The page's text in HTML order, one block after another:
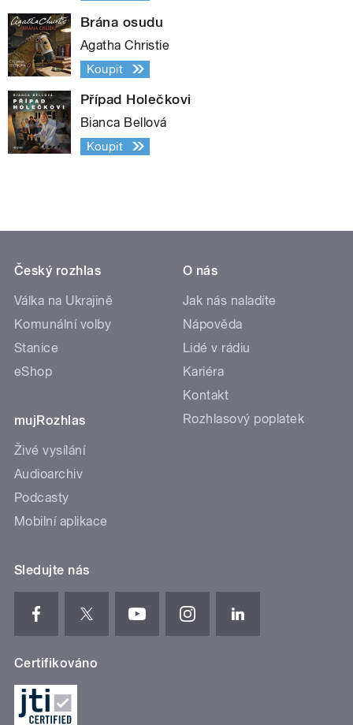
Brána osudu
Agatha Christie
Koupit
Případ Holečkovi
Bianca Bellová
Koupit
Český rozhlas
Válka na Ukrajině
Komunální volby
Stanice
eShop
mujRozhlas
Živé vysílání
Audioarchiv
Podcasty
Mobilní aplikace
O nás
Jak nás naladíte
Nápověda
Lidé v rádiu
Kariéra
Kontakt
Rozhlasový poplatek
Sledujte nás
Certifikováno